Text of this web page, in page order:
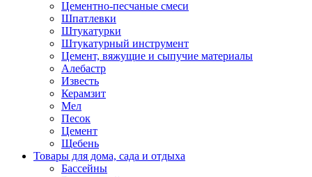
Цементно-песчаные смеси
Шпатлевки
Штукатурки
Штукатурный инструмент
Цемент, вяжущие и сыпучие материалы
Алебастр
Известь
Керамзит
Мел
Песок
Цемент
Щебень
Товары для дома, сада и отдыха
Бассейны